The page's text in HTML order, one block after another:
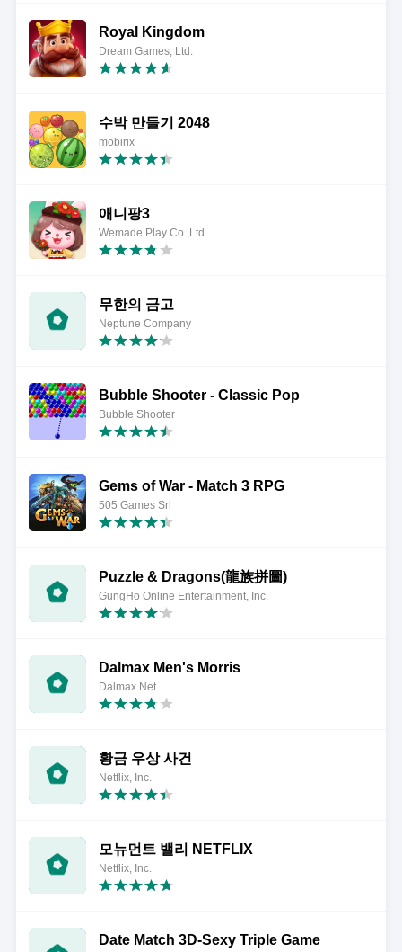
Royal Kingdom
Dream Games, Ltd.
수박 만들기 2048
mobirix
애니팡3
Wemade Play Co.,Ltd.
무한의 금고
Neptune Company
Bubble Shooter - Classic Pop
Bubble Shooter
Gems of War - Match 3 RPG
505 Games Srl
Puzzle & Dragons(龍族拼圖)
GungHo Online Entertainment, Inc.
Dalmax Men's Morris
Dalmax.Net
황금 우상 사건
Netflix, Inc.
모뉴먼트 밸리 NETFLIX
Netflix, Inc.
Date Match 3D-Sexy Triple Game